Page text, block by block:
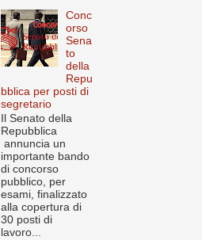
Conc
orso
Sena
to
della
Repu
bblica per posti di
segretario
Il Senato della
Repubblica
annuncia un
importante bando
di concorso
pubblico, per
esami, finalizzato
alla copertura di
30 posti di
lavoro...